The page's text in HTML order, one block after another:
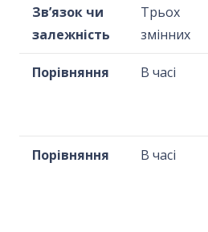
Зв’язок чи
залежність
Трьох
змінних
Порівняння В часі
Порівняння В часі